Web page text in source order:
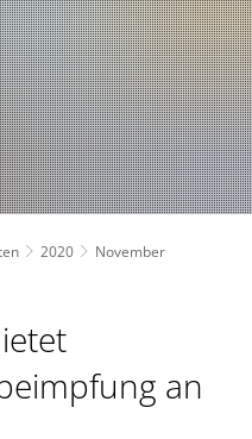
)Ausschreibungen
nach Lebenslagen
von A-ZLandrätin
1. Kreisbeigeordnete
2. Kreisbeigeordneter
3. Kreisbeigeordneter
Wahlen
Bürger- und
Geschichte des Landkreises
Kreiswappen
Kreiskarte
Verbands- und
Typisch. Meine
Suche
2020
November
an